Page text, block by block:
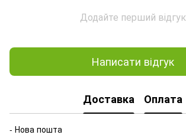
Додайте перший відгук
Написати відгук
Доставка Оплата
- Нова пошта